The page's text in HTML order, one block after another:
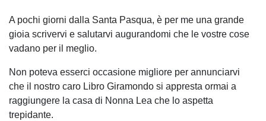
A pochi giorni dalla Santa Pasqua, è per me una grande
gioia scrivervi e salutarvi augurandomi che le vostre cose
vadano per il meglio.
Non poteva esserci occasione migliore per annunciarvi
che il nostro caro Libro Giramondo si appresta ormai a
raggiungere la casa di Nonna Lea che lo aspetta
trepidante.